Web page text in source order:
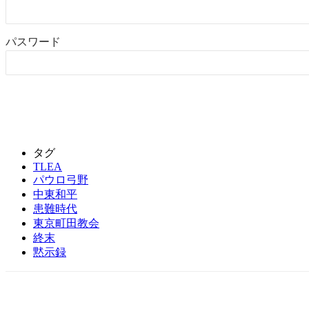
パスワード
タグ
TLEA
パウロ弓野
中東和平
患難時代
東京町田教会
終末
黙示録